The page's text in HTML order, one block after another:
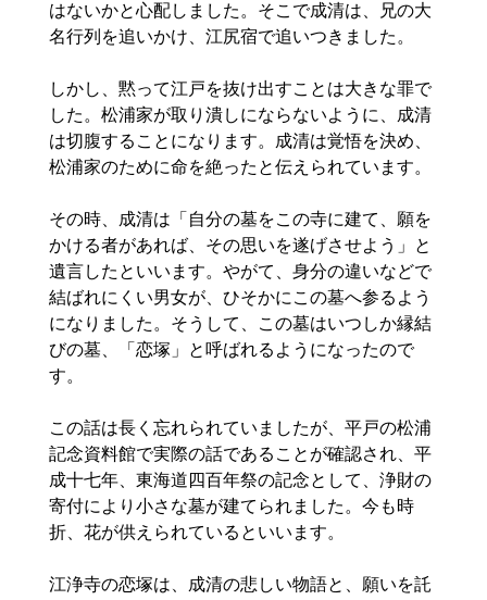
はないかと心配しました。そこで成清は、兄の大
名行列を追いかけ、江尻宿で追いつきました。
しかし、黙って江戸を抜け出すことは大きな罪で
した。松浦家が取り潰しにならないように、成清
は切腹することになります。成清は覚悟を決め、
松浦家のために命を絶ったと伝えられています。
その時、成清は「自分の墓をこの寺に建て、願を
かける者があれば、その思いを遂げさせよう」と
遺言したといいます。やがて、身分の違いなどで
結ばれにくい男女が、ひそかにこの墓へ参るよう
になりました。そうして、この墓はいつしか縁結
びの墓、「恋塚」と呼ばれるようになったので
す。
この話は長く忘れられていましたが、平戸の松浦
記念資料館で実際の話であることが確認され、平
成十七年、東海道四百年祭の記念として、浄財の
寄付により小さな墓が建てられました。今も時
折、花が供えられているといいます。
江浄寺の恋塚は、成清の悲しい物語と、願いを託